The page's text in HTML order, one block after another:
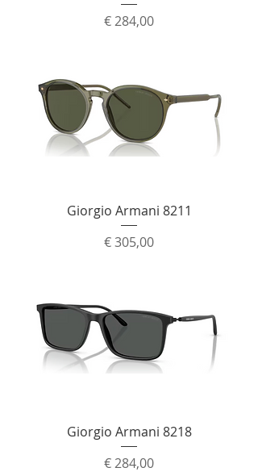
Prijs
€ 284,00
Giorgio Armani 8211
Prijs
€ 305,00
Giorgio Armani 8218
Prijs
€ 284,00